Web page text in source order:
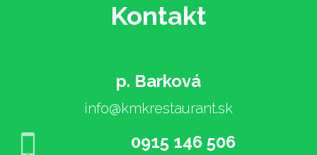
Kontakt
p. Barková
info@kmkrestaurant.sk
0915 146 506